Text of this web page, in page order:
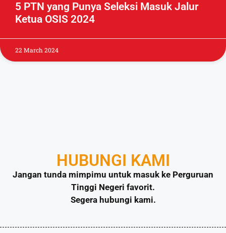
5 PTN yang Punya Seleksi Masuk Jalur
Ketua OSIS 2024
22 March 2024
HUBUNGI KAMI
Jangan tunda mimpimu untuk masuk ke Perguruan
Tinggi Negeri favorit.
Segera hubungi kami.